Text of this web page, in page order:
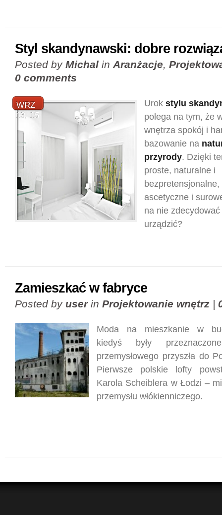
Styl skandynawski: dobre
Posted by Michal in Aranżacje,
0 comments
WRZ
13, 15
Urok stylu
polega na tym, że
wnętrza spokój i
bazowanie na
przyrody. Dzięki
proste, naturalne i
bezpretensjonalne,
ascetyczne i
na nie
urządzić?
Zamieszkać w fabryce
Posted by userin Projektowanie wnętrz |
Moda na mieszkanie w
kiedyś były
przemysłowego przyszła do
Pierwsze polskie lofty
Karola Scheiblera w Łodzi –
przemysłu włókienniczego.